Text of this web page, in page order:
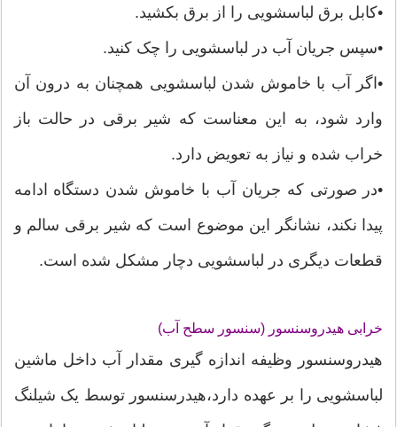
•کابل برق لباسشویی را از برق بکشید.
•سپس جریان آب در لباسشویی را چک کنید.
•اگر آب با خاموش شدن لباسشویی همچنان به درون آن
وارد شود، به این معناست که شیر برقی در حالت باز
خراب شده و نیاز به تعویض دارد.
•در صورتی که جریان آب با خاموش شدن دستگاه ادامه
پیدا نکند، نشانگر این موضوع است که شیر برقی سالم و
قطعات دیگری در لباسشویی دچار مشکل شده است.
خرابی هیدروسنسور (سنسور سطح آب)
هیدروسنسور وظیفه اندازه گیری مقدار آب داخل ماشین
لباسشویی را بر عهده دارد،هیدرسنسور توسط یک شیلنگ